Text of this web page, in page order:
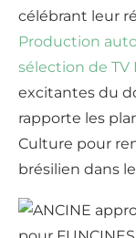
célébrant leur
Production
sélection de TV
excitantes du
rapporte les
Culture pour
brésilien dans